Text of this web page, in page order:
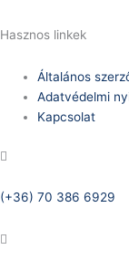
Hasznos linkek
Általános
Adatvédelmi
Kapcsolat
(+36) 70 386 6929